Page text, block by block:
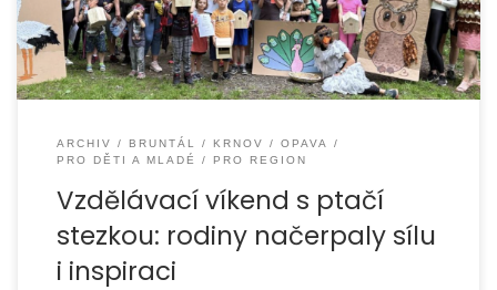
ARCHIV BRUNTÁL KRNOV
OPAVA
PRO DĚTI A MLADÉ
PRO REGION
Vzdělávací víkend s ptačí
stezkou: rodiny načerpaly sílu
i inspiraci